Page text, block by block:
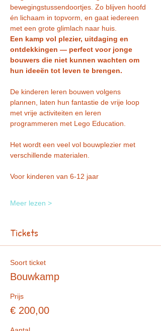
bewegingstussendoortjes. Zo blijven hoofd
én lichaam in topvorm, en gaat iedereen
met een grote glimlach naar huis.
Een kamp vol plezier, uitdaging en
ontdekkingen — perfect voor jonge
bouwers die niet kunnen wachten om
hun ideeën tot leven te brengen.
De kinderen leren bouwen volgens
plannen, laten hun fantastie de vrije loop
met vrije activiteiten en leren
programmeren met Lego Education.
Het wordt een veel vol bouwplezier met
verschillende materialen.
Voor kinderen van 6-12 jaar
Meer lezen >
Tickets
Soort ticket
Bouwkamp
Prijs
€ 200,00